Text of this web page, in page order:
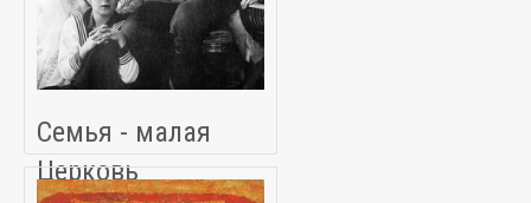
Семья - малая
Церковь